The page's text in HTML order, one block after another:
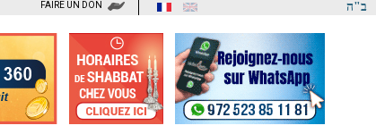
ב"ה FAIRE UN DON